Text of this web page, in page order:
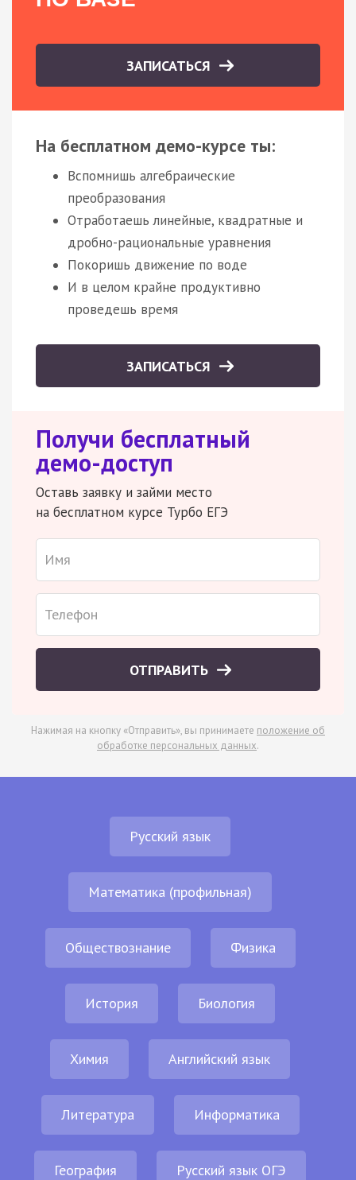
ЗАПИСАТЬСЯ
На бесплатном демо-курсе ты:
Вспомнишь алгебраические
преобразования
Отработаешь линейные, квадратные и
дробно-рациональные уравнения
Покоришь движение по воде
И в целом крайне продуктивно
проведешь время
ЗАПИСАТЬСЯ
Получи бесплатный
демо-доступ
Оставь заявку и займи место
на бесплатном курсе Турбо ЕГЭ
ОТПРАВИТЬ
Нажимая на кнопку «Отправить», вы принимаете положение об
обработке персональных данных.
Русский язык
Математика (профильная)
Обществознание Физика
История Биология
Химия Английский язык
Литература Информатика
География Русский язык ОГЭ